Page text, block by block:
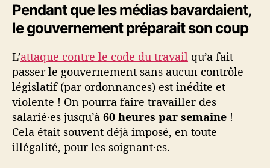
Pendant que les médias bavardaient,
le gouvernement préparait son coup
L’attaque contre le code du travail qu’a fait
passer le gouvernement sans aucun contrôle
législatif (par ordonnances) est inédite et
violente ! On pourra faire travailler des
salarié·es jusqu’à 60 heures par semaine !
Cela était souvent déjà imposé, en toute
illégalité, pour les soignant·es.